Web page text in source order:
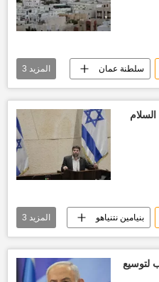
سلطنة عمان
الأخبار
المزيد 3
بنيامين نتنياهو
العالم الآن
المزيد 3
لتوسيع